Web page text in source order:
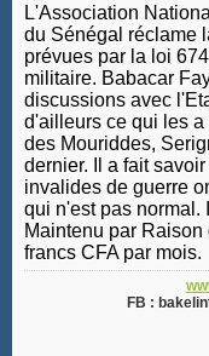
L'Association
du Sénégal réclame
prévues par la loi
militaire. Babacar
discussions avec
d'ailleurs ce qui les a
des Mouriddes,
dernier. Il a fait
invalides de guerre
qui n'est pas normal.
Maintenu par
francs CFA par mois.
FB :